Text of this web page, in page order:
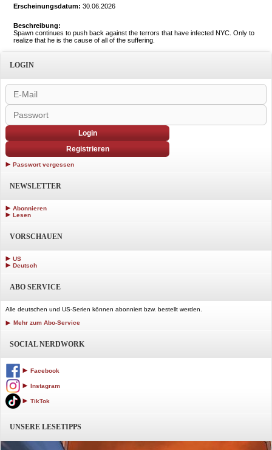
Erscheinungsdatum: 30.06.2026
Beschreibung:
Spawn continues to push back against the terrors that have infected NYC. Only to
realize that he is the cause of all of the suffering.
LOGIN
Login
Registrieren
Passwort vergessen
NEWSLETTER
Abonnieren
Lesen
VORSCHAUEN
US
Deutsch
ABO SERVICE
Alle deutschen und US-Serien können abonniert bzw. bestellt werden.
Mehr zum Abo-Service
SOCIAL NERDWORK
Facebook
Instagram
TikTok
UNSERE LESETIPPS